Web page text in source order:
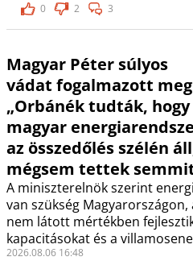
0
2 3
Magyar Péter súlyos
vádat fogalmazott
„Orbánék tudták, hogy
magyar
az összedőlés szélén
mégsem tettek
A miniszterelnök szerint
van szükség
nem látott mértékben
kapacitásokat és a
2026.08.06 16:48